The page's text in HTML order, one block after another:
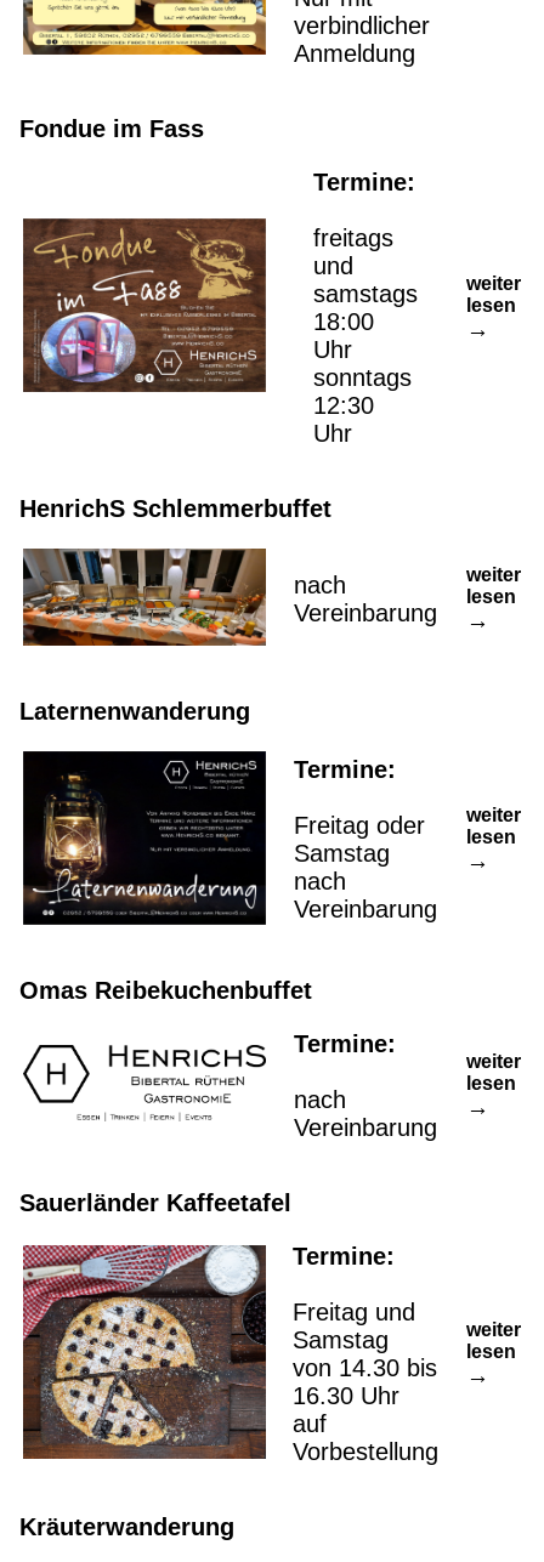
verbindlicher
Anmeldung
Fondue im Fass
Termine:
freitags
und
samstags
18:00
Uhr
sonntags
12:30
Uhr
weiter
lesen
HenrichS Schlemmerbuffet
nach
Vereinbarung
weiter
lesen
Laternenwanderung
Termine:
Freitag oder
Samstag
nach
Vereinbarung
weiter
lesen
Omas Reibekuchenbuffet
Termine:
nach
Vereinbarung
weiter
lesen
Sauerländer Kaffeetafel
Termine:
Freitag und
Samstag
von 14.30 bis
16.30 Uhr
auf
Vorbestellung
weiter
lesen
Kräuterwanderung